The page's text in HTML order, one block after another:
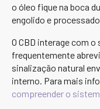
o óleo fique na boca
engolido e
O CBD interage com
frequentemente
sinalização natural
interno. Para mais
compreender o